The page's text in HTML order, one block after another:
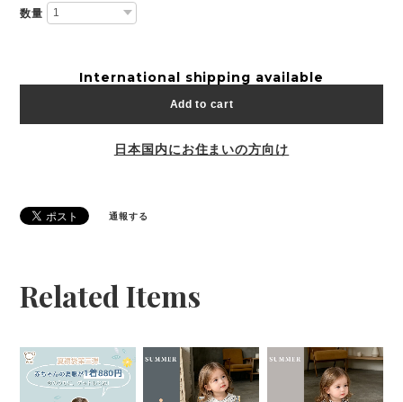
数量
International shipping available
Add to cart
日本国内にお住まいの方向け
通報する
Related Items